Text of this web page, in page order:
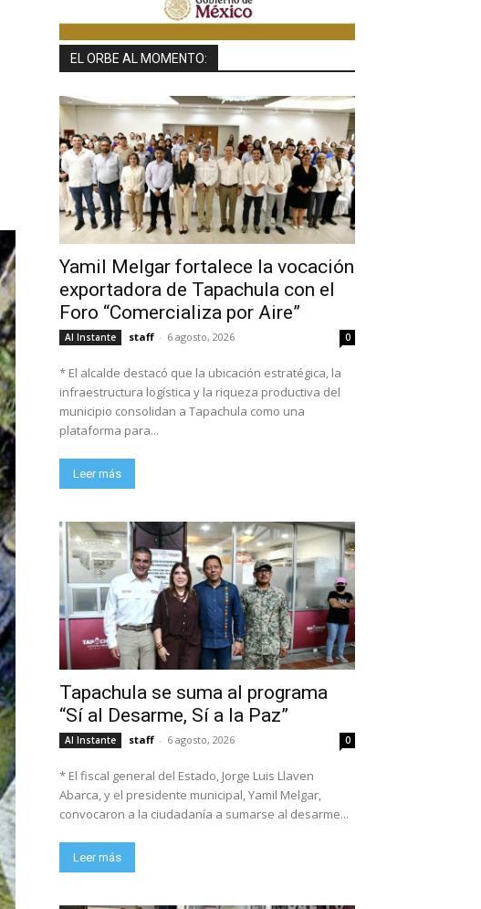
EL ORBE AL MOMENTO:
Yamil Melgar fortalece la vocación
exportadora de Tapachula con el
Foro “Comercializa por Aire”
Al Instante staff - 6 agosto, 2026 0
* El alcalde destacó que la ubicación estratégica, la
infraestructura logística y la riqueza productiva del
municipio consolidan a Tapachula como una
plataforma para...
Leer más
Tapachula se suma al programa
“Sí al Desarme, Sí a la Paz”
Al Instante staff - 6 agosto, 2026 0
* El fiscal general del Estado, Jorge Luis Llaven
Abarca, y el presidente municipal, Yamil Melgar,
convocaron a la ciudadanía a sumarse al desarme...
Leer más